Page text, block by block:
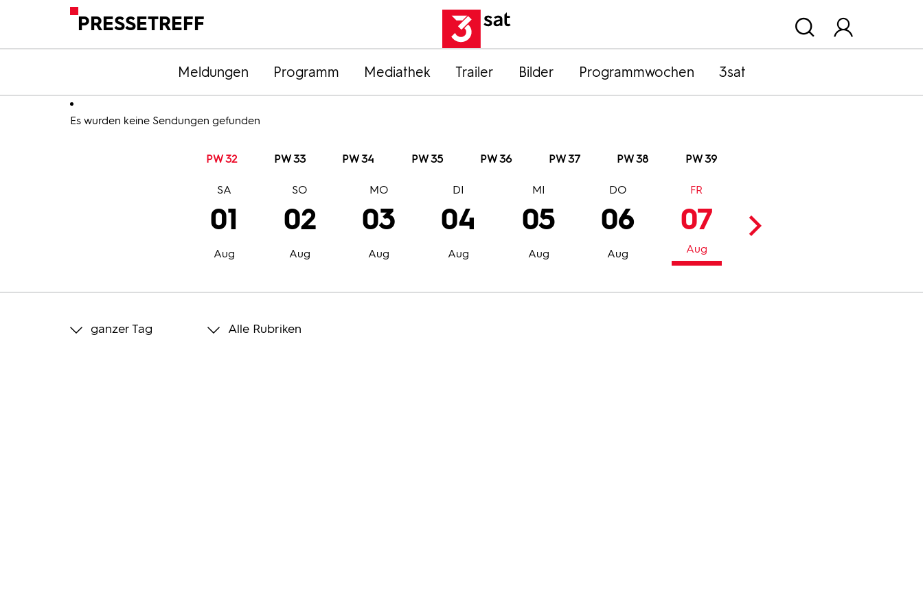
PRESSETREFF
Meldungen Programm Mediathek Trailer Bilder Programmwochen 3sat
Es wurden keine Sendungen gefunden
PW 32 PW 33 PW 34 PW 35 PW 36 PW 37 PW 38 PW 39
01
Aug
SA
02
Aug
SO
03
Aug
MO
04
Aug
DI
05
Aug
MI
06
Aug
DO
07
Aug
FR
08
ganzer Tag Alle Rubriken